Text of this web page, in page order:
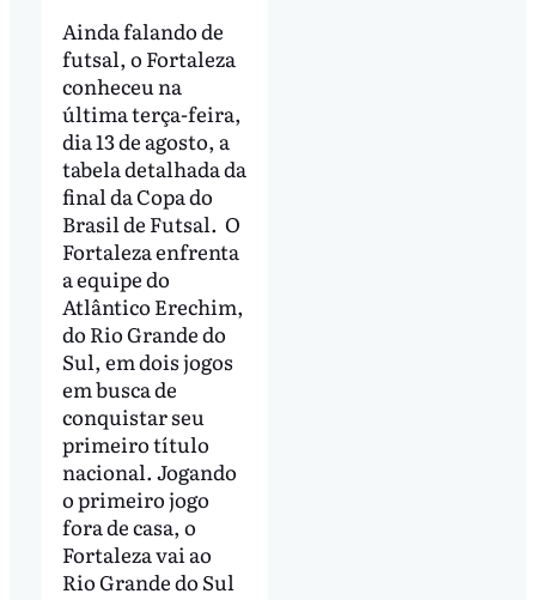
Ainda falando de
futsal, o Fortaleza
conheceu na
última terça-feira,
dia 13 de agosto, a
tabela detalhada da
final da Copa do
Brasil de Futsal. O
Fortaleza enfrenta
a equipe do
Atlântico Erechim,
do Rio Grande do
Sul, em dois jogos
em busca de
conquistar seu
primeiro título
nacional. Jogando
o primeiro jogo
fora de casa, o
Fortaleza vai ao
Rio Grande do Sul